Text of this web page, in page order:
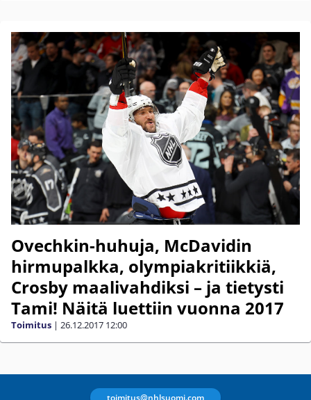
Ovechkin-huhuja, McDavidin
hirmupalkka, olympiakritiikkiä,
Crosby maalivahdiksi – ja tietysti
Tami! Näitä luettiin vuonna 2017
Toimitus | 26.12.2017 12:00
toimitus@nhlsuomi.com